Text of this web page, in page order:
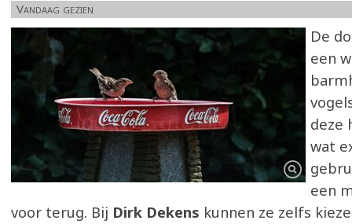
Vandaag gezien
De
een
deze
wat
een
voor terug. Bij Dirk Dekens kunnen ze zelfs